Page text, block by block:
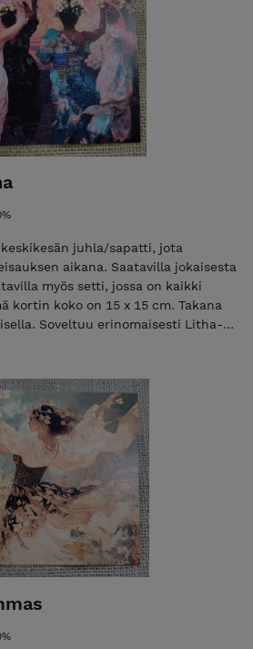
juhla/sapatti, jota
Saatavilla jokaisesta
myös setti, jossa on kaikki
kortin koko on 15 x 15 cm. Takana
Soveltuu erinomaisesti Litha-